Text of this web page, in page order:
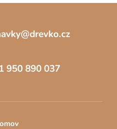
@drevko.cz
950 890 037